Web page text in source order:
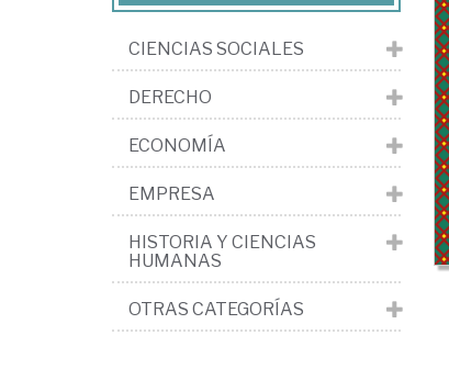
CIENCIAS SOCIALES
DERECHO
ECONOMÍA
EMPRESA
HISTORIA Y CIENCIAS
HUMANAS
OTRAS CATEGORÍAS